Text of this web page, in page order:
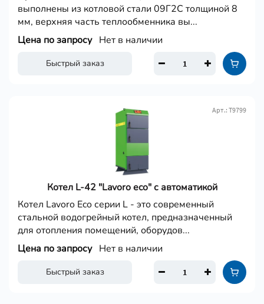
выполнены из котловой стали 09Г2С толщиной 8
мм, верхняя часть теплообменника вы...
Быстрый заказ
Цена по запросу Нет в наличии
Котел L-42 "Lavoro eco" с автоматикой
Арт.: Т9799
Котел Lavoro Eco серии L - это современный
стальной водогрейный котел, предназначенный
для отопления помещений, оборудов...
Быстрый заказ
Цена по запросу Нет в наличии